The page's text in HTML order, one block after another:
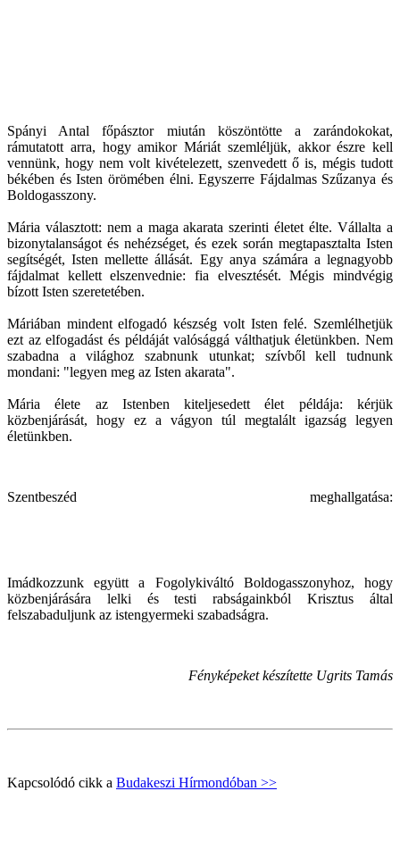
Spányi Antal főpásztor miután köszöntötte a zarándokokat,
rámutatott arra, hogy amikor Máriát szemléljük, akkor észre kell
vennünk, hogy nem volt kivételezett, szenvedett ő is, mégis tudott
békében és Isten örömében élni. Egyszerre Fájdalmas Szűzanya és
Boldogasszony.
Mária választott: nem a maga akarata szerinti életet élte. Vállalta a
bizonytalanságot és nehézséget, és ezek során megtapasztalta Isten
segítségét, Isten mellette állását. Egy anya számára a legnagyobb
fájdalmat kellett elszenvednie: fia elvesztését. Mégis mindvégig
bízott Isten szeretetében.
Máriában mindent elfogadó készség volt Isten felé. Szemlélhetjük
ezt az elfogadást és példáját valósággá válthatjuk életünkben. Nem
szabadna a világhoz szabnunk utunkat; szívből kell tudnunk
mondani: "legyen meg az Isten akarata".
Mária élete az Istenben kiteljesedett élet példája: kérjük
közbenjárását, hogy ez a vágyon túl megtalált igazság legyen
életünkben.
Szentbeszéd meghallgatása:
Imádkozzunk együtt a Fogolykiváltó Boldogasszonyhoz, hogy
közbenjárására lelki és testi rabságainkból Krisztus által
felszabaduljunk az istengyermeki szabadságra.
Fényképeket készítette Ugrits Tamás
Kapcsolódó cikk a Budakeszi Hírmondóban >>